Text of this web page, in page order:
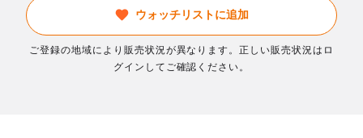
ウォッチリストに追加
ご登録の地域により販売状況が異なります。正しい販売状況はロ
グインしてご確認ください。